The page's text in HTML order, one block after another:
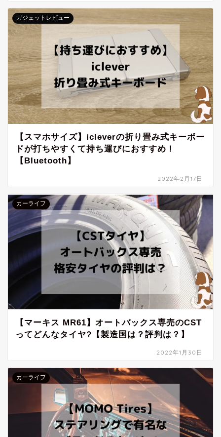
ガジェットレビュー
【スマホサイズ】icleverの折り畳み式キーボー
ドが打ちやすくて持ち運びにおすすめ！
【Bluetooth】
2022年2月17日
カーライフ
【マーキス MR61】オートバックス専売のCST
ってどんなタイヤ?【製造国は？評判は？】
2022年1月30日
カーライフ